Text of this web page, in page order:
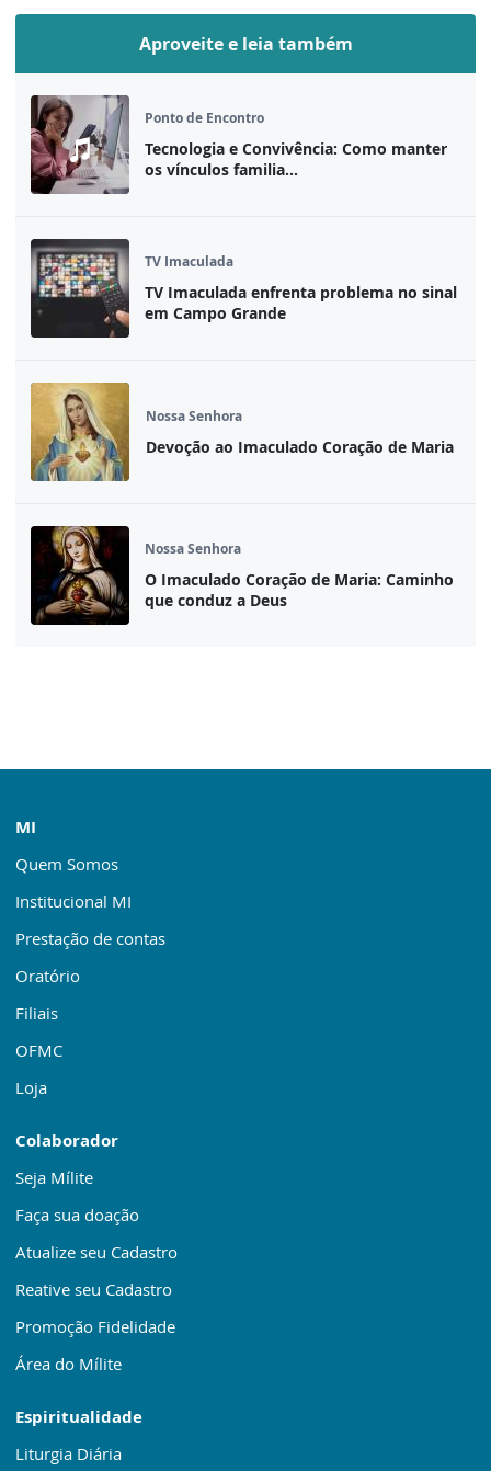
Aproveite e leia também
Ponto de Encontro
Tecnologia e Convivência: Como manter
os vínculos familia...
TV Imaculada
TV Imaculada enfrenta problema no sinal
em Campo Grande
Nossa Senhora
Devoção ao Imaculado Coração de Maria
Nossa Senhora
O Imaculado Coração de Maria: Caminho
que conduz a Deus
MI
Quem Somos
Institucional MI
Prestação de contas
Oratório
Filiais
OFMC
Loja
Colaborador
Seja Mílite
Faça sua doação
Atualize seu Cadastro
Reative seu Cadastro
Promoção Fidelidade
Área do Mílite
Espiritualidade
Liturgia Diária